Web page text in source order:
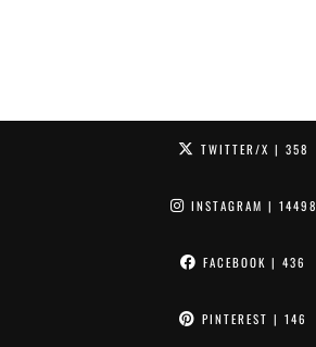
TWITTER/X | 358
INSTAGRAM | 14498
FACEBOOK | 436
PINTEREST | 146